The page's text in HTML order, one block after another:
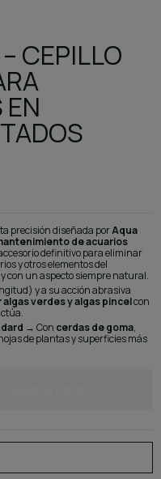
CEPILLO
precisión diseñada porAqua
de acuarios
definitivo para eliminar
y otros elementos del
con un aspecto siempre natural.
y a su acción abrasiva
algas verdes y algas pincelcon
→ Con cerdas de goma,
de plantas y superficies más